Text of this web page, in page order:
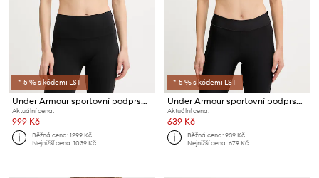
*-5 % s kódem: LST
Under Armour sportovní podprsenka Infinity
Aktuální cena:
999 Kč
Běžná cena:1299 Kč
Nejnižší cena:1039 Kč
*-5 % s kódem: LST
Under Armour sportovní podprsenka
Aktuální cena:
639 Kč
Běžná cena:939 Kč
Nejnižší cena:679 Kč